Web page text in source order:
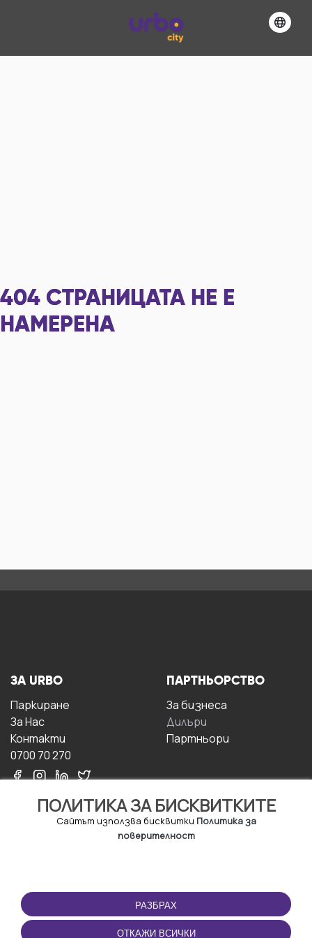
404 СТРАНИЦАТА НЕ Е
НАМЕРЕНА
ПОЛИТИКА ЗА БИСКВИТКИТЕ
Сайтът използва бисквитки Политика за
поверителност
РАЗБРАХ
ОТКАЖИ ВСИЧКИ
ЗА URBO
Паркиране
За Hас
Контакти
0700 70 270
ПАРТНЬОРСТВО
За бизнесa
Дилъри
Партньори
ПОЛЗВАНЕ
Правила и условия за
ползване
ПРИЛОЖЕНИЕТО